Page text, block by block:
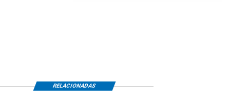
RELACIONADAS